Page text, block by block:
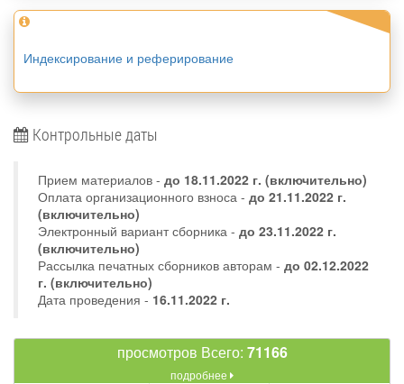
Индексирование и реферирование
Контрольные даты
Прием материалов - до 18.11.2022 г. (включительно)
Оплата организационного взноса - до 21.11.2022 г.
(включительно)
Электронный вариант сборника - до 23.11.2022 г.
(включительно)
Рассылка печатных сборников авторам - до 02.12.2022
г. (включительно)
Дата проведения - 16.11.2022 г.
просмотров Всего: 71166
подробнее